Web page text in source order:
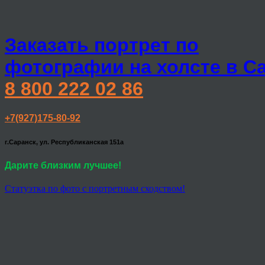
Заказать портрет по
фотографии на холсте в
8 800 222 02 86
+7(927)175-80-92
г.Саранск, ул. Республиканская 151а
Дарите близким лучшее!
Статуэтка по фото с портретным сходством!